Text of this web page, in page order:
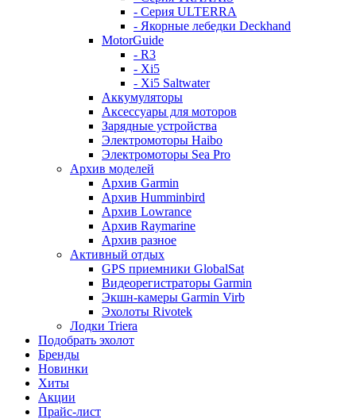
- Серия ULTERRA
- Якорные лебедки Deckhand
MotorGuide
- R3
- Xi5
- Xi5 Saltwater
Аккумуляторы
Аксессуары для моторов
Зарядные устройства
Электромоторы Haibo
Электромоторы Sea Pro
Архив моделей
Архив Garmin
Архив Humminbird
Архив Lowrance
Архив Raymarine
Архив разное
Активный отдых
GPS приемники GlobalSat
Видеорегистраторы Garmin
Экшн-камеры Garmin Virb
Эхолоты Rivotek
Лодки Triera
Подобрать эхолот
Бренды
Новинки
Хиты
Акции
Прайс-лист